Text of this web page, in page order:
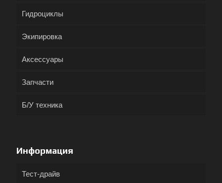
Гидроциклы
Экипировка
Аксессуары
Запчасти
Б/У техника
Информация
Тест-драйв